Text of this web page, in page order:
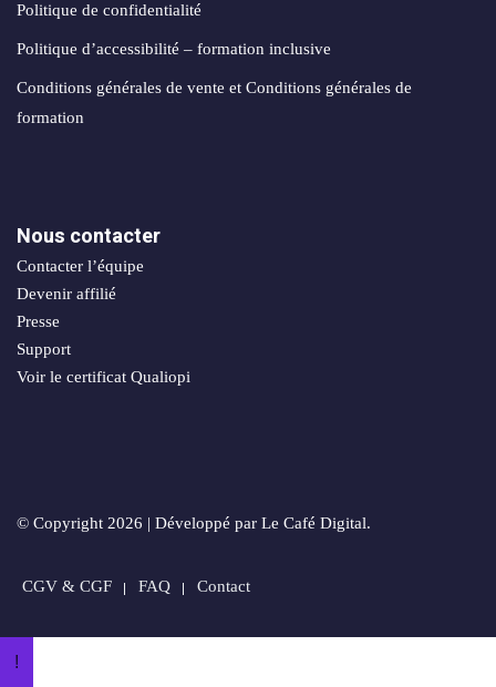
Politique de confidentialité
Politique d’accessibilité – formation inclusive
Conditions générales de vente et Conditions générales de
formation
Nous contacter
Contacter l’équipe
Devenir affilié
Presse
Support
Voir le certificat Qualiopi
© Copyright 2026 | Développé par Le Café Digital.
CGV & CGF FAQ Contact
!